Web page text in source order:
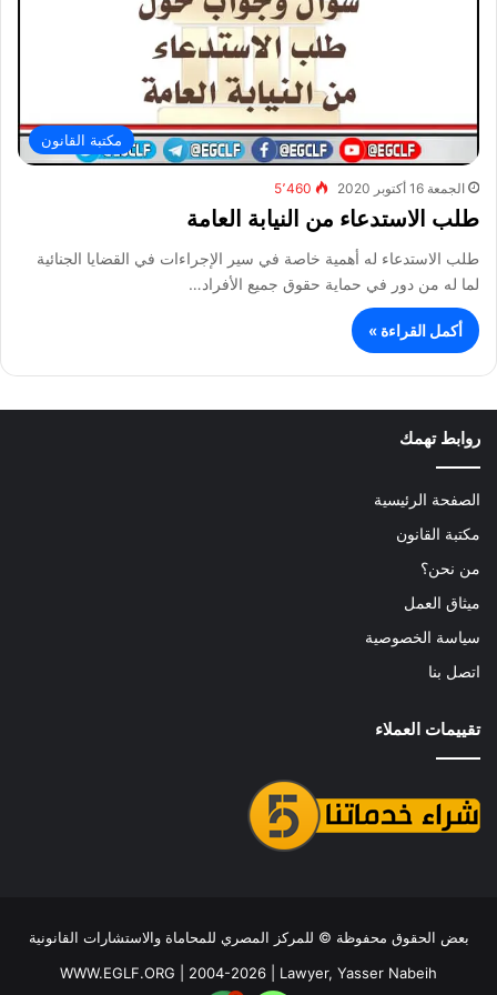
مكتبة القانون
الجمعة 16 أكتوبر 2020 5٬460
طلب الاستدعاء من النيابة العامة
طلب الاستدعاء له أهمية خاصة في سير الإجراءات في القضايا الجنائية
لما له من دور في حماية حقوق جميع الأفراد…
أكمل القراءة »
روابط تهمك
الصفحة الرئيسية
مكتبة القانون
من نحن؟
ميثاق العمل
سياسة الخصوصية
اتصل بنا
تقييمات العملاء
بعض الحقوق محفوظة © للمركز المصري للمحاماة والاستشارات القانونية
WWW.EGLF.ORG | 2004-2026 | Lawyer, Yasser Nabeih